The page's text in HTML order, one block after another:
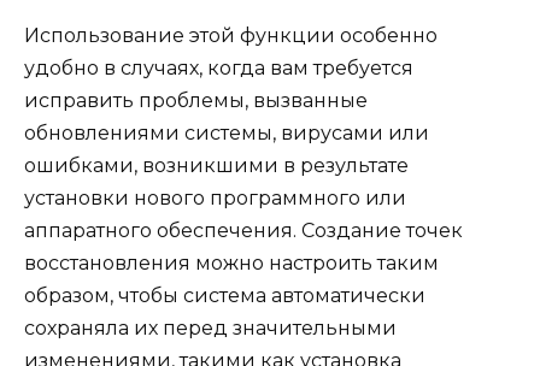
Использование этой функции особенно
удобно в случаях, когда вам требуется
исправить проблемы, вызванные
обновлениями системы, вирусами или
ошибками, возникшими в результате
установки нового программного или
аппаратного обеспечения. Создание точек
восстановления можно настроить таким
образом, чтобы система автоматически
сохраняла их перед значительными
изменениями, такими как установка